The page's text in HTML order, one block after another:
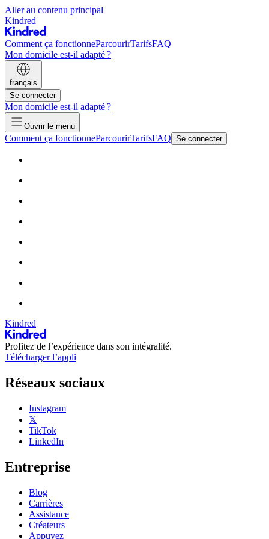
Aller au contenu principal
Kindred
Comment ça fonctionneParcourirTarifsFAQ
Mon domicile est-il adapté ?
français
Se connecter
Mon domicile est-il adapté ?
Ouvrir le menu
Comment ça fonctionneParcourirTarifsFAQ Se connecter
Kindred
Profitez de l’expérience dans son intégralité.
Télécharger l’appli
Réseaux sociaux
Instagram
𝕏
TikTok
LinkedIn
Entreprise
Blog
Carrières
Assistance
Créateurs
Appuyez